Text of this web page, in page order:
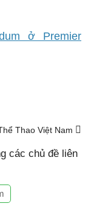
ở Premier
Thao Việt Nam
các chủ đề liên